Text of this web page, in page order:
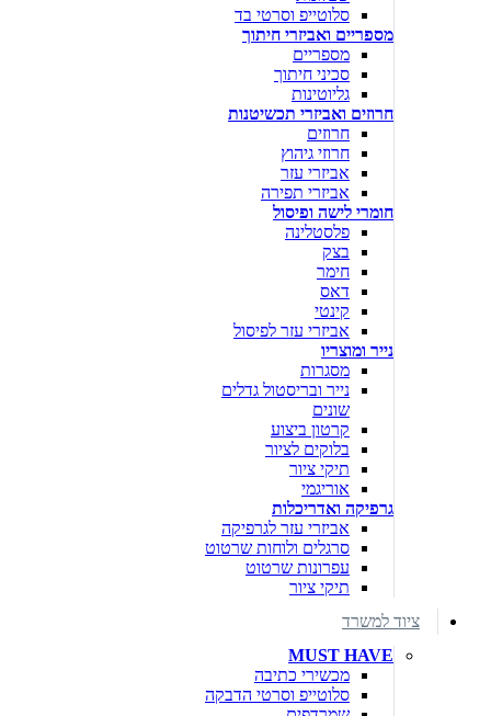
סלוטייפ וסרטי בד
מספריים ואביזרי חיתוך
מספריים
סכיני חיתוך
גליוטינות
חרוזים ואביזרי תכשיטנות
חרוזים
חרוזי גיהוץ
אביזרי עזר
אביזרי תפירה
חומרי לישה ופיסול
פלסטלינה
בצק
חימר
דאס
קינטי
אביזרי עזר לפיסול
נייר ומוצריו
מסגרות
נייר ובריסטול גדלים
שונים
קרטון ביצוע
בלוקים לציור
תיקי ציור
אוריגמי
גרפיקה ואדריכלות
אביזרי עזר לגרפיקה
סרגלים ולוחות שרטוט
עפרונות שרטוט
תיקי ציור
ציוד למשרד
MUST HAVE
מכשירי כתיבה
סלוטייפ וסרטי הדבקה